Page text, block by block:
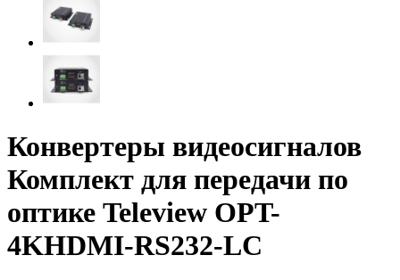
Конвертеры видеосигналов
Комплект для передачи по
оптике Teleview OPT-
4KHDMI-RS232-LC